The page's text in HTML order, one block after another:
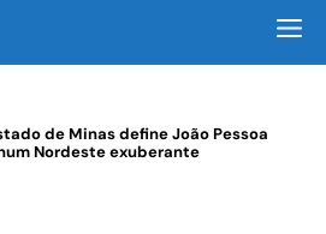
de Minas define João Pessoa
Nordeste exuberante